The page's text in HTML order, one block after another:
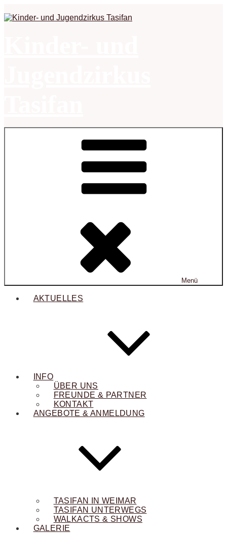
Inhalt
Menü
AKTUELLES
INFO
ÜBER UNS
FREUNDE & PARTNER
KONTAKT
ANGEBOTE & ANMELDUNG
TASIFAN IN WEIMAR
TASIFAN UNTERWEGS
WALKACTS & SHOWS
GALERIE